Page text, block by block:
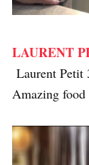
LAURENT
Laurent Petit
Amazing